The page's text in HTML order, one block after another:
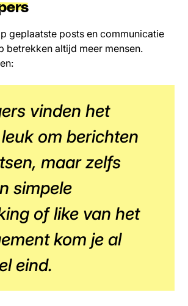
geplaatste posts en communicatie
betrekken altijd meer mensen.
vinden het
om berichten
maar zelfs
simpele
of like van het
kom je al
eind.